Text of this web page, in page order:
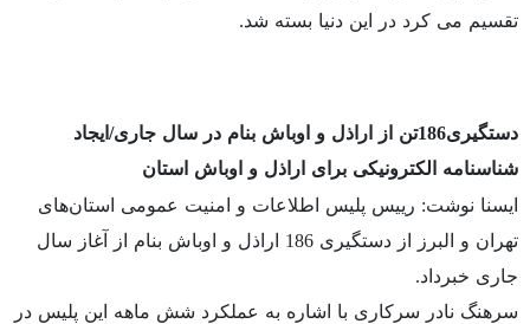
تقسیم می کرد در این دنیا بسته شد.
دستگیری186تن از اراذل و اوباش بنام در سال جاری/ایجاد
شناسنامه الکترونیکی برای اراذل و اوباش استان
ایسنا نوشت: رییس پلیس اطلاعات و امنیت عمومی استان‌های
تهران و البرز از دستگیری 186 اراذل و اوباش بنام از آغاز سال
جاری خبرداد.
سرهنگ نادر سرکاری با اشاره به عملکرد شش ماهه این پلیس در